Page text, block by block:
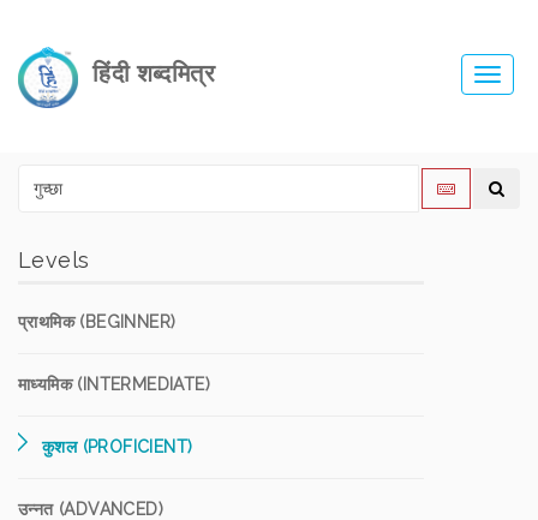
हिंदी शब्दमित्र
Levels
प्राथमिक (BEGINNER)
माध्यमिक (INTERMEDIATE)
कुशल (PROFICIENT)
उन्नत (ADVANCED)